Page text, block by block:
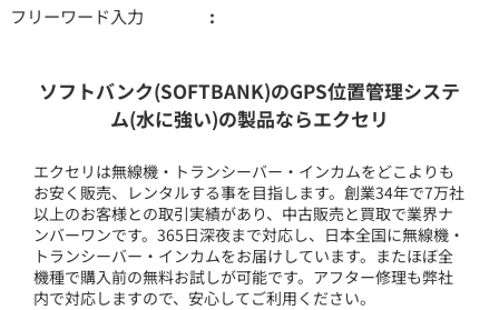
フリーワード入力
ソフトバンク(SOFTBANK)のGPS位置管理システ
ム(水に強い)の製品ならエクセリ
エクセリは無線機・トランシーバー・インカムをどこよりも
お安く販売、レンタルする事を目指します。創業34年で7万社
以上のお客様との取引実績があり、中古販売と買取で業界ナ
ンバーワンです。365日深夜まで対応し、日本全国に無線機・
トランシーバー・インカムをお届けしています。またほぼ全
機種で購入前の無料お試しが可能です。アフター修理も弊社
内で対応しますので、安心してご利用ください。